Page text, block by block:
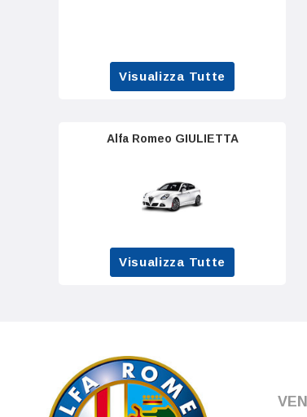
Visualizza Tutte
Alfa Romeo GIULIETTA
Visualizza Tutte